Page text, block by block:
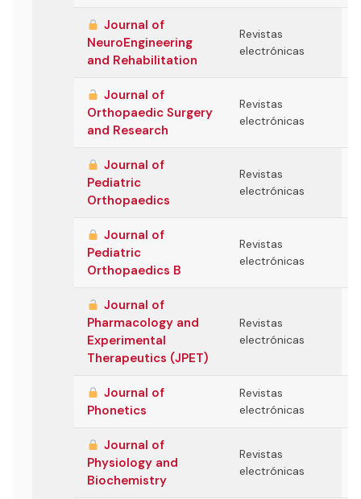
Journal of
NeuroEngineering
and Rehabilitation
Revistas
electrónicas
Journal of
Orthopaedic Surgery
and Research
Revistas
electrónicas
Journal of
Pediatric
Orthopaedics
Revistas
electrónicas
Journal of
Pediatric
Orthopaedics B
Revistas
electrónicas
Journal of
Pharmacology and
Experimental
Therapeutics (JPET)
Revistas
electrónicas
Journal of
Phonetics
Revistas
electrónicas
Journal of
Physiology and
Biochemistry
Revistas
electrónicas